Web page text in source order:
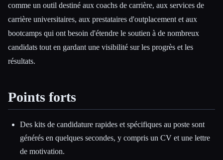
comme un outil destiné aux coachs de carrière, aux services de
carrière universitaires, aux prestataires d'outplacement et aux
bootcamps qui ont besoin d'étendre le soutien à de nombreux
candidats tout en gardant une visibilité sur les progrès et les
résultats.
Points forts
Des kits de candidature rapides et spécifiques au poste sont
générés en quelques secondes, y compris un CV et une lettre
de motivation.